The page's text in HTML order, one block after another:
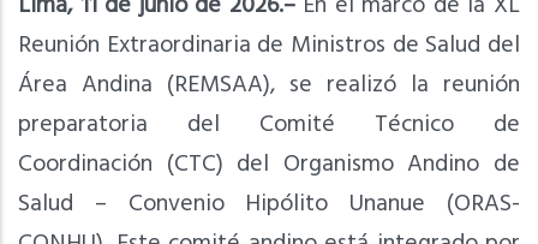
Reunión Extraordinaria de Ministros de Salud del
Área Andina (REMSAA), se realizó la reunión
preparatoria del Comité Técnico de
Coordinación (CTC) del Organismo Andino de
Salud – Convenio Hipólito Unanue (ORAS-